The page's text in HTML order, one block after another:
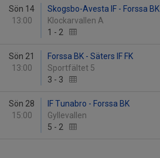
Sön 14
13:00
Skogsbo-Avesta IF - Forssa BK
Klockarvallen A
1 - 2
Sön 21
13:00
Forssa BK - Säters IF FK
Sportfältet 5
3 - 3
Sön 28
15:00
IF Tunabro - Forssa BK
Gyllevallen
5 - 2